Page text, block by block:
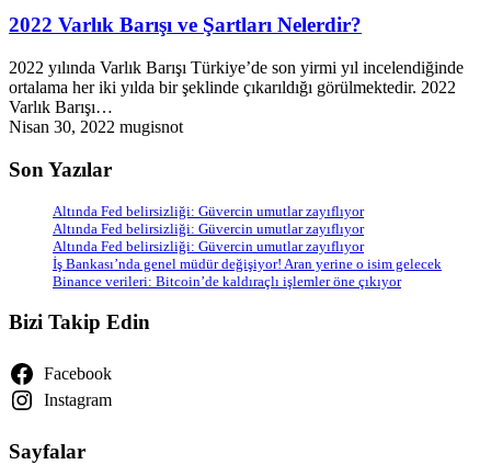
2022 Varlık Barışı ve Şartları Nelerdir?
2022 yılında Varlık Barışı Türkiye’de son yirmi yıl incelendiğinde
ortalama her iki yılda bir şeklinde çıkarıldığı görülmektedir. 2022
Varlık Barışı…
Nisan 30, 2022 mugisnot
Son Yazılar
Altında Fed belirsizliği: Güvercin umutlar zayıflıyor
Altında Fed belirsizliği: Güvercin umutlar zayıflıyor
Altında Fed belirsizliği: Güvercin umutlar zayıflıyor
İş Bankası’nda genel müdür değişiyor! Aran yerine o isim gelecek
Binance verileri: Bitcoin’de kaldıraçlı işlemler öne çıkıyor
Bizi Takip Edin
Facebook
Instagram
Sayfalar